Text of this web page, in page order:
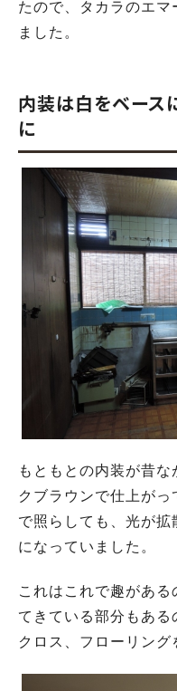
たので、タカラのエマ
ました。
内装は白をベース
に
もともとの内装が昔
クブラウンで仕上が
で照らしても、光が
になっていました。
これはこれで趣があ
てきている部分もある
クロス、フローリング